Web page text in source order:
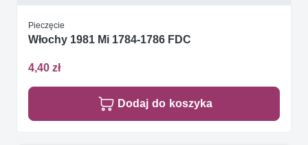
Pieczęcie
Włochy 1981 Mi 1784-1786 FDC
4,40 zł
Dodaj do koszyka